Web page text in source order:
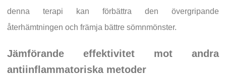
denna terapi kan förbättra den övergripande
återhämtningen och främja bättre sömnmönster.
Jämförande effektivitet mot andra
antiinflammatoriska metoder